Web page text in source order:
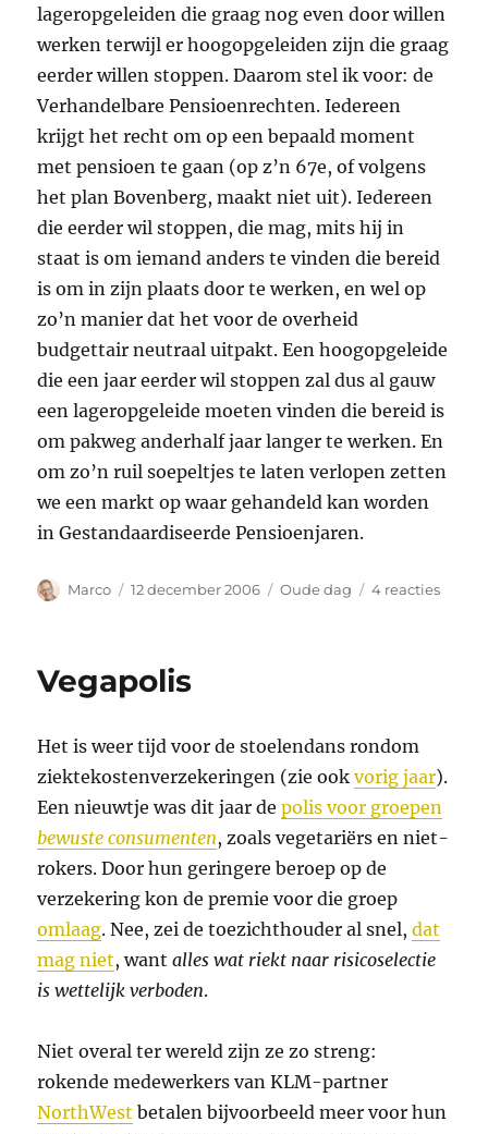
lageropgeleiden die graag nog even door willen
werken terwijl er hoogopgeleiden zijn die graag
eerder willen stoppen. Daarom stel ik voor: de
Verhandelbare Pensioenrechten. Iedereen
krijgt het recht om op een bepaald moment
met pensioen te gaan (op z’n 67e, of volgens
het plan Bovenberg, maakt niet uit). Iedereen
die eerder wil stoppen, die mag, mits hij in
staat is om iemand anders te vinden die bereid
is om in zijn plaats door te werken, en wel op
zo’n manier dat het voor de overheid
budgettair neutraal uitpakt. Een hoogopgeleide
die een jaar eerder wil stoppen zal dus al gauw
een lageropgeleide moeten vinden die bereid is
om pakweg anderhalf jaar langer te werken. En
om zo’n ruil soepeltjes te laten verlopen zetten
we een markt op waar gehandeld kan worden
in Gestandaardiseerde Pensioenjaren.
Auteur
Marco
Geplaatst
12 december 2006 Categorieën
Oude dag 4 reactiesop
Vegapolis
Het is weer tijd voor de stoelendans rondom
ziektekostenverzekeringen (zie ookvorig jaar).
Een nieuwtje was dit jaar depolis voor groepen
bewuste consumenten, zoals vegetariërs en niet-
rokers. Door hun geringere beroep op de
verzekering kon de premie voor die groep
omlaag. Nee, zei de toezichthouder al snel,dat
mag niet, wantalles wat riekt naar risicoselectie
is wettelijk verboden.
Niet overal ter wereld zijn ze zo streng:
rokende medewerkers van KLM-partner
NorthWest betalen bijvoorbeeld meer voor hun